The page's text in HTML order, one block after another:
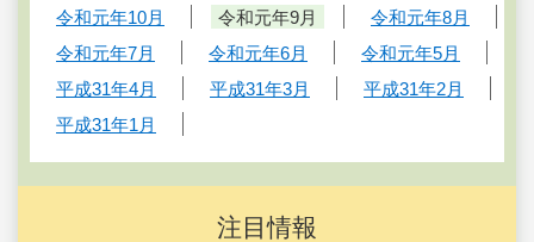
令和元年10月
令和元年9月
令和元年8月
令和元年7月
令和元年6月
令和元年5月
平成31年4月
平成31年3月
平成31年2月
平成31年1月
注目情報